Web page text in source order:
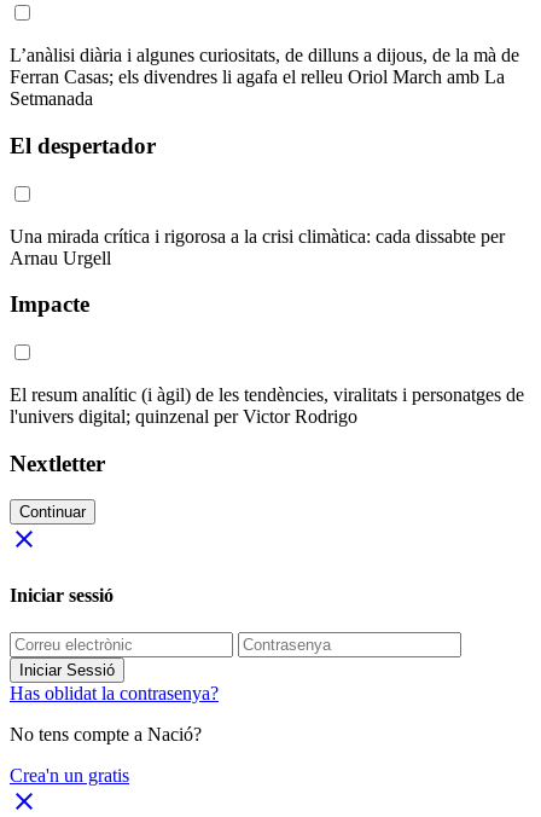
L’anàlisi diària i algunes curiositats, de dilluns a dijous, de la mà de
Ferran Casas; els divendres li agafa el relleu Oriol March amb La
Setmanada
El despertador
Una mirada crítica i rigorosa a la crisi climàtica: cada dissabte per
Arnau Urgell
Impacte
El resum analític (i àgil) de les tendències, viralitats i personatges de
l'univers digital; quinzenal per Victor Rodrigo
Nextletter
Continuar
close
Iniciar sessió
Iniciar Sessió
Has oblidat la contrasenya?
No tens compte a Nació?
Crea'n un gratis
close